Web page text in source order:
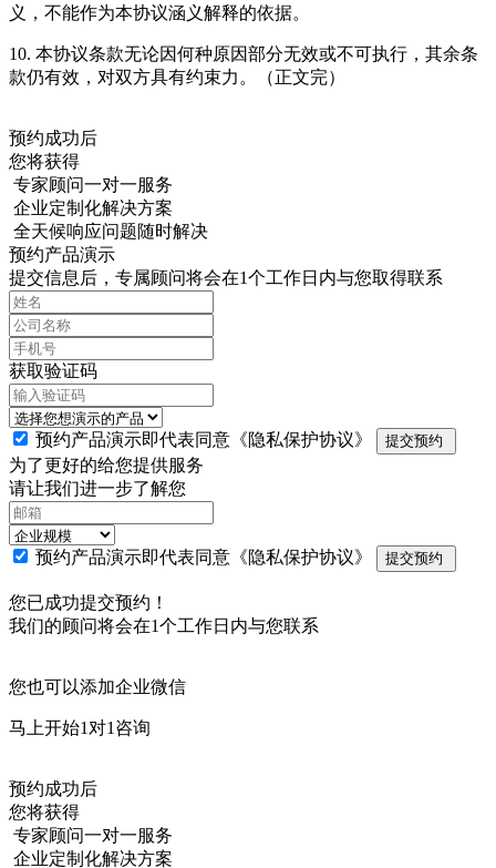
义，不能作为本协议涵义解释的依据。
10. 本协议条款无论因何种原因部分无效或不可执行，其余条
款仍有效，对双方具有约束力。（正文完）
预约成功后
您将获得
专家顾问一对一服务
企业定制化解决方案
全天候响应问题随时解决
预约产品演示
提交信息后，专属顾问将会在1个工作日内与您取得联系
获取验证码
预约产品演示即代表同意 《隐私保护协议》 提交预约
为了更好的给您提供服务
请让我们进一步了解您
预约产品演示即代表同意 《隐私保护协议》 提交预约
您已成功提交预约！
我们的顾问将会在1个工作日内与您联系
您也可以添加企业微信
马上开始1对1咨询
预约成功后
您将获得
专家顾问一对一服务
企业定制化解决方案